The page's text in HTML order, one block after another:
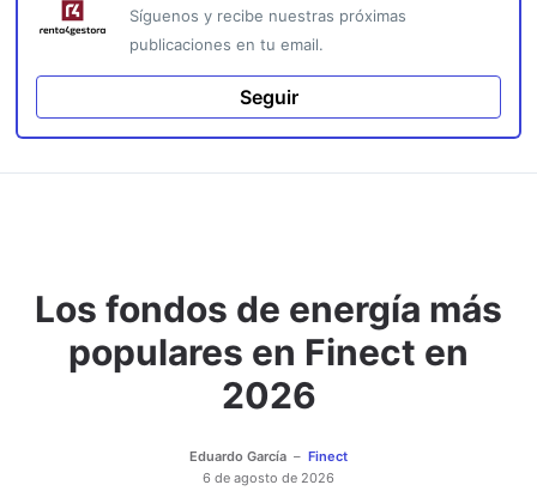
Síguenos y recibe nuestras próximas
publicaciones en tu email.
Seguir
Los fondos de energía más
populares en Finect en
2026
Eduardo García
Finect
6 de agosto de 2026